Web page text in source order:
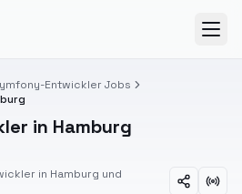
Entwickler Jobs
in Hamburg
in Hamburg und